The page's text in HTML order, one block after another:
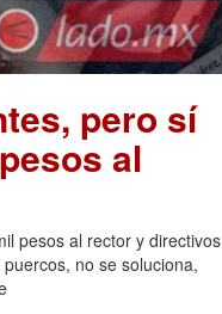
pero sí
al
pesos al rector y directivos
no se soluciona,